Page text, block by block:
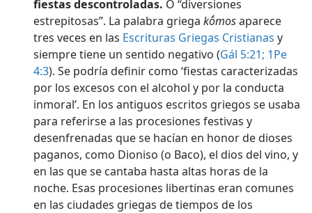
fiestas descontroladas. O “diversiones
estrepitosas”. La palabra griega kṓmosaparece
tres veces en las Escrituras Griegas Cristianas y
siempre tiene un sentido negativo (Gál 5:21; 1Pe
4:3). Se podría definir como ‘fiestas caracterizadas
por los excesos con el alcohol y por la conducta
inmoral’. En los antiguos escritos griegos se usaba
para referirse a las procesiones festivas y
desenfrenadas que se hacían en honor de dioses
paganos, como Dioniso (o Baco), el dios del vino, y
en las que se cantaba hasta altas horas de la
noche. Esas procesiones libertinas eran comunes
en las ciudades griegas de tiempos de los